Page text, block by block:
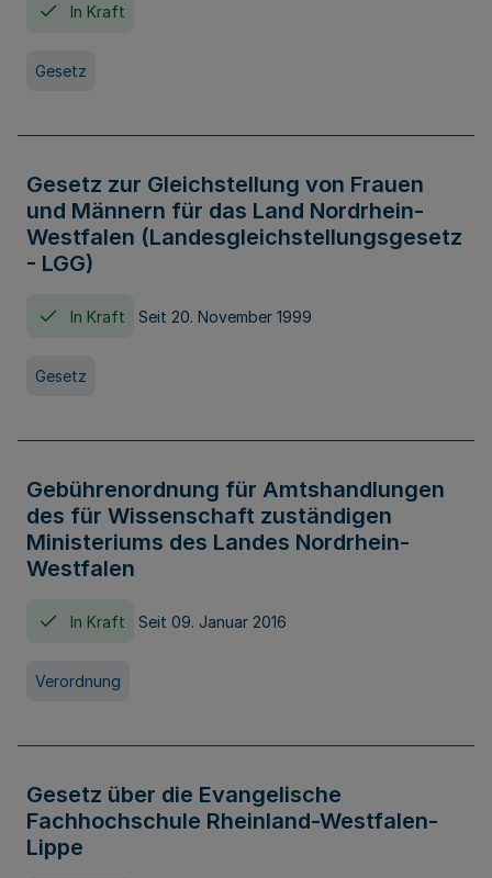
In Kraft
Gesetz
Gesetz zur Gleichstellung von Frauen
und Männern für das Land Nordrhein-
Westfalen (Landesgleichstellungsgesetz
- LGG)
In Kraft Seit 20. November 1999
Gesetz
Gebührenordnung für Amtshandlungen
des für Wissenschaft zuständigen
Ministeriums des Landes Nordrhein-
Westfalen
In Kraft Seit 09. Januar 2016
Verordnung
Gesetz über die Evangelische
Fachhochschule Rheinland-Westfalen-
Lippe